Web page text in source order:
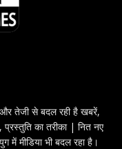
तेजी से बदल रही है खबरें,
का तरीका | नित नए
में मीडिया भी बदल रहा है।